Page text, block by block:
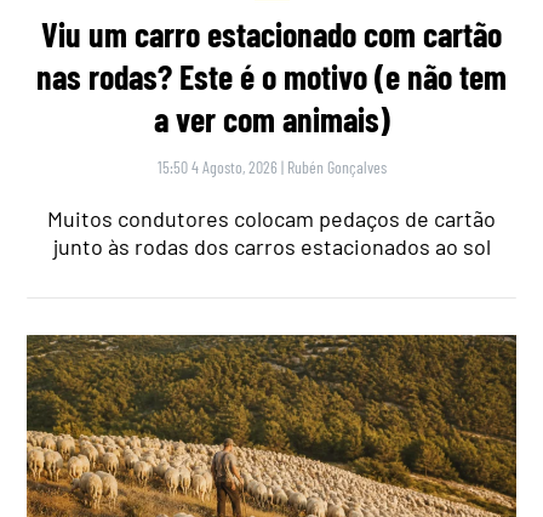
Viu um carro estacionado com cartão
nas rodas? Este é o motivo (e não tem
a ver com animais)
15:50 4 Agosto, 2026 | Rubén Gonçalves
Muitos condutores colocam pedaços de cartão
junto às rodas dos carros estacionados ao sol